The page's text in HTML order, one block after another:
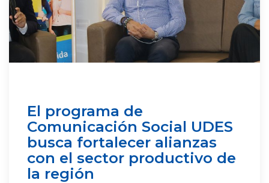
El programa de
Comunicación Social UDES
busca fortalecer alianzas
con el sector productivo de
la región